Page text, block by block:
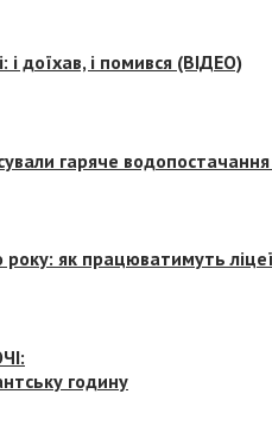
доїхав, і помився (ВІДЕО)
гаряче
року: як працюватимуть
годину